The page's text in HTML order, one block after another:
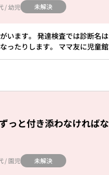
/幼児 未解決
います。 発達検査では診断名
ったりします。 ママ友に児童
っと付き添わなければ
/ 園児 未解決